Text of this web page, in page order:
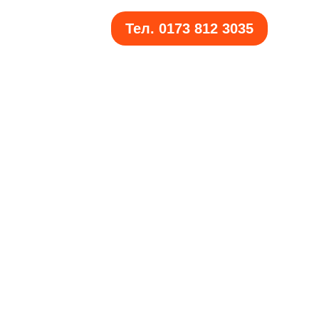
Тел. 0173 812 3035